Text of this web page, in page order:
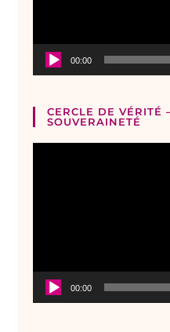
00:00
CERCLE DE VÉRITÉ
SOUVERAINETÉ
00:00